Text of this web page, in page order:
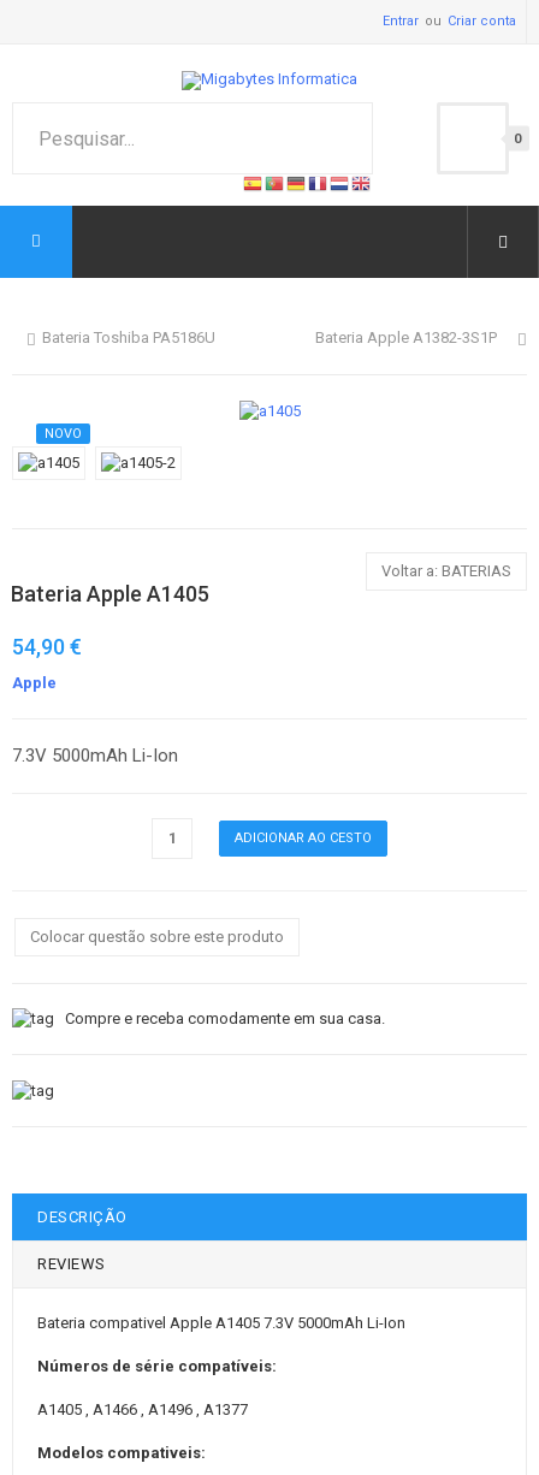
Entrar Criar conta
0
Bateria Toshiba PA5186U Bateria Apple A1382-3S1P
NOVO
Voltar a: BATERIAS
Bateria Apple A1405
54,90 €
Apple
7.3V 5000mAh Li-Ion
Colocar questão sobre este produto
Compre e receba comodamente em sua casa.
DESCRIÇÃO
REVIEWS
Bateria compativel Apple A1405 7.3V 5000mAh Li-Ion
Números de série compatíveis:
A1405 , A1466 , A1496 , A1377
Modelos compativeis: